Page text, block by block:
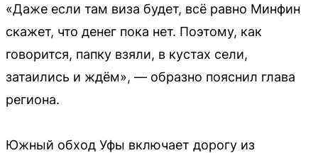
«Даже если там виза будет, всё равно Минфин
скажет, что денег пока нет. Поэтому, как
говорится, папку взяли, в кустах сели,
затаились и ждём», — образно пояснил глава
региона.
Южный обход Уфы включает дорогу из